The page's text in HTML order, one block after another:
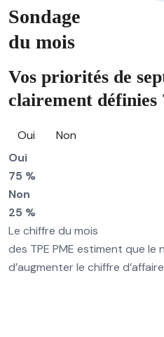
Sondage
du mois
Vos priorités de
clairement définies
Oui
Non
Oui
75 %
Non
25 %
Le chiffre du mois
des TPE PME estiment que le
d’augmenter le chiffre